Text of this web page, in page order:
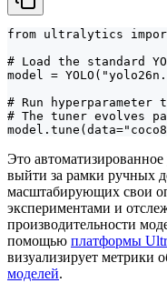
from ultralytics import
# Load the standard
model =
# Run
# The tuner evolves
Это автоматизированное
выйти за рамки ручных
масштабирующих свои
экспериментами и
производительности
помощью платформы
визуализирует метрики
моделей.